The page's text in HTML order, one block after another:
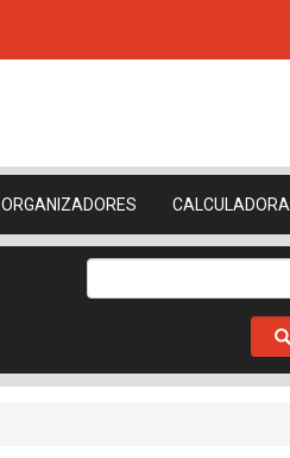
ORGANIZADORES CALCULADORA